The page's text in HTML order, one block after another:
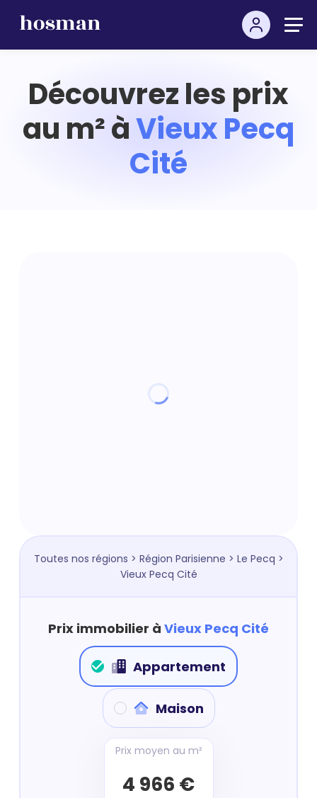
Découvrez les prix
au m² àVieux Pecq
Cité
Toutes nos régions > Région Parisienne > Le Pecq >
Vieux Pecq Cité
Prix immobilier à Vieux Pecq Cité
Appartement
Maison
Prix moyen au m²
4 966 €